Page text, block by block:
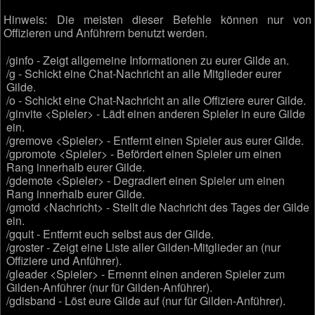
Hinweis: Die meisten dieser Befehle können nur von
Offizieren und Anführern benutzt werden.
/ginfo - Zeigt allgemeine Informationen zu eurer Gilde an.
/g - Schickt eine Chat-Nachricht an alle Mitglieder eurer
Gilde.
/o - Schickt eine Chat-Nachricht an alle Offiziere eurer Gilde.
/ginvite <Spieler> - Lädt einen anderen Spieler in eure Gilde
ein.
/gremove <Spieler> - Entfernt einen Spieler aus eurer Gilde.
/gpromote <Spieler> - Befördert einen Spieler um einen
Rang innerhalb eurer Gilde.
/gdemote <Spieler> - Degradiert einen Spieler um einen
Rang innerhalb eurer Gilde.
/gmotd <Nachricht> - Stellt die Nachricht des Tages der Gilde
ein.
/gquit - Entfernt euch selbst aus der Gilde.
/groster - Zeigt eine Liste aller Gilden-Mitglieder an (nur
Offiziere und Anführer).
/gleader <Spieler> - Ernennt einen anderen Spieler zum
Gilden-Anführer (nur für Gilden-Anführer).
/gdisband - Löst eure Gilde auf (nur für Gilden-Anführer).